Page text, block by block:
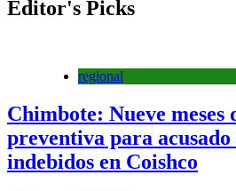
Editor's Picks
regional
Chimbote: Nueve meses
preventiva para
indebidos en Coishco